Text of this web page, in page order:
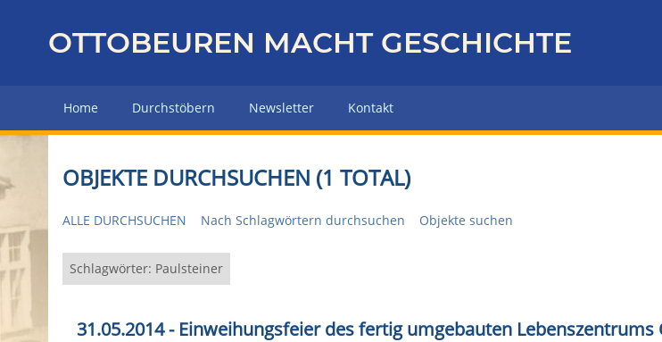
z
r
H
u
p
e
OTTOBEUREN MACHT GESCHICHTE
Home Durchstöbern Newsletter Kontakt
OBJEKTE DURCHSUCHEN (1 TOTAL)
ALLE DURCHSUCHEN Nach Schlagwörtern durchsuchen Objekte suchen
Schlagwörter: Paulsteiner
31.05.2014 - Einweihungsfeier des fertig umgebauten